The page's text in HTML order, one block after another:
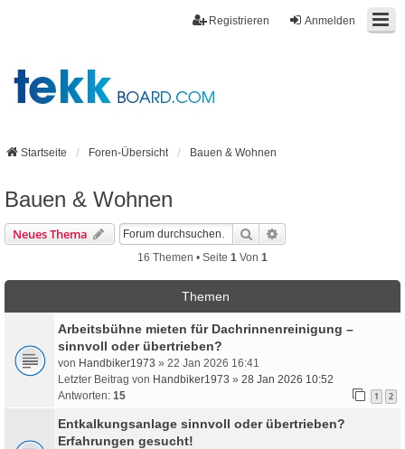
Anmelden
Registrieren
Startseite Foren-Übersicht Bauen & Wohnen
Bauen & Wohnen
Neues Thema Suche
16 Themen • Seite 1 Von 1
Themen
Arbeitsbühne mieten für Dachrinnenreinigung –
sinnvoll oder übertrieben?
von Handbiker1973 » 22 Jan 2026 16:41
Letzter Beitrag von Handbiker1973 » 28 Jan 2026 10:52
Antworten: 15 1 2
Entkalkungsanlage sinnvoll oder übertrieben?
Erfahrungen gesucht!